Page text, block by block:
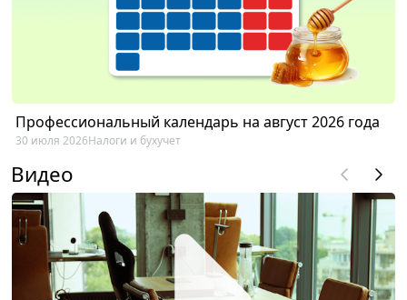
Профессиональный календарь на август 2026 года
30 июля 2026Налоги и бухучет
Видео